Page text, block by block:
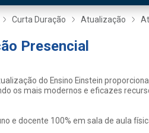
Curta Duração Atualização
Presencial
do Ensino Einstein
os mais modernos e eficazes
e docente 100% em sala de aula